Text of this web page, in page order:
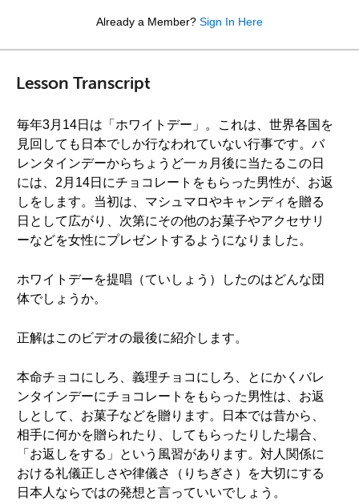
Already a Member? Sign In Here
Lesson Transcript
毎年3月14日は「ホワイトデー」。これは、世界各国を
見回しても日本でしか行なわれていない行事です。バ
レンタインデーからちょうど一ヵ月後に当たるこの日
には、2月14日にチョコレートをもらった男性が、お返
しをします。当初は、マシュマロやキャンディを贈る
日として広がり、次第にその他のお菓子やアクセサリ
ーなどを女性にプレゼントするようになりました。
ホワイトデーを提唱（ていしょう）したのはどんな団
体でしょうか。
正解はこのビデオの最後に紹介します。
本命チョコにしろ、義理チョコにしろ、とにかくバレ
ンタインデーにチョコレートをもらった男性は、お返
しとして、お菓子などを贈ります。日本では昔から、
相手に何かを贈られたり、してもらったりした場合、
「お返しをする」という風習があります。対人関係に
おける礼儀正しさや律儀さ（りちぎさ）を大切にする
日本人ならではの発想と言っていいでしょう。